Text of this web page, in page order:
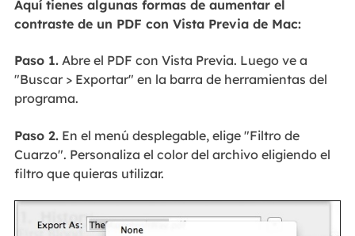
Aquí tienes algunas formas de aumentar el
contraste de un PDF con Vista Previa de Mac:
Paso 1.Abre el PDF con Vista Previa. Luego ve a
"Buscar > Exportar" en la barra de herramientas del
programa.
Paso 2.En el menú desplegable, elige "Filtro de
Cuarzo". Personaliza el color del archivo eligiendo el
filtro que quieras utilizar.